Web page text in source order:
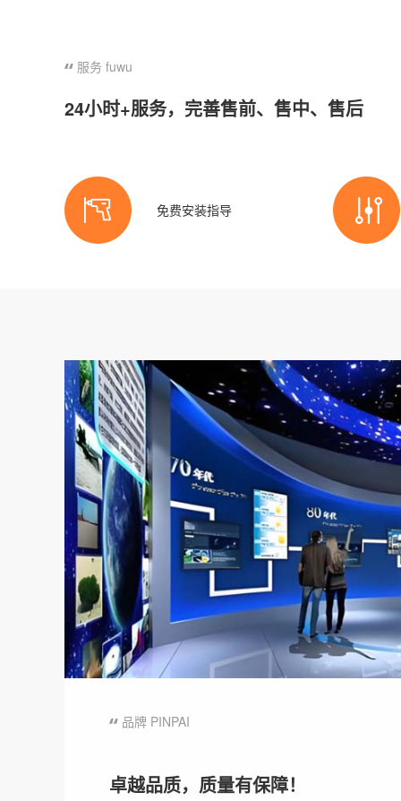
服务 fuwu
24小时+服务，完善售前、售中、售后
免费安装指导
品牌 PINPAI
卓越品质，质量有保障！